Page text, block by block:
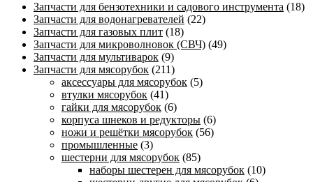
Запчасти для бензотехники и садового инструмента (18)
Запчасти для водонагревателей (22)
Запчасти для газовых плит (18)
Запчасти для микроволновок (СВЧ) (49)
Запчасти для мультиварок (9)
Запчасти для мясорубок (211)
аксессуары для мясорубок (5)
втулки мясорубок (41)
гайки для мясорубок (6)
корпуса шнеков и редукторы (6)
ножи и решётки мясорубок (56)
промышленные (3)
шестерни для мясорубок (85)
наборы шестерен для мясорубок (10)